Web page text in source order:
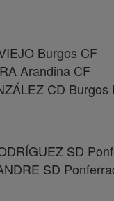
Burgos CF
Arandina CF
CD Burgos
SD
SD